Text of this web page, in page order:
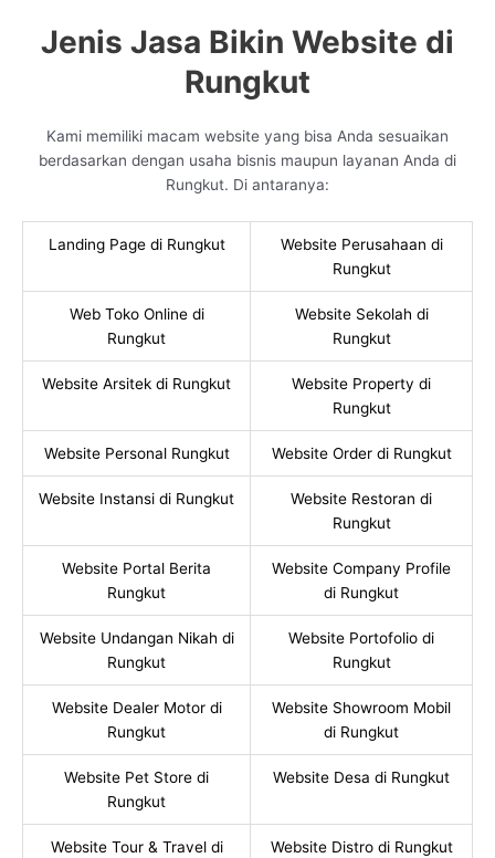
Jenis Jasa Bikin Website di
Rungkut
Kami memiliki macam website yang bisa Anda sesuaikan
berdasarkan dengan usaha bisnis maupun layanan Anda di
Rungkut. Di antaranya:
Landing Page di Rungkut
Website Perusahaan di
Rungkut
Web Toko Online di
Rungkut
Website Sekolah di
Rungkut
Website Arsitek di Rungkut
Website Property di
Rungkut
Website Personal Rungkut Website Order di Rungkut
Website Instansi di Rungkut
Website Restoran di
Rungkut
Website Portal Berita
Rungkut
Website Company Profile
di Rungkut
Website Undangan Nikah di
Rungkut
Website Portofolio di
Rungkut
Website Dealer Motor di
Rungkut
Website Showroom Mobil
di Rungkut
Website Pet Store di
Rungkut
Website Desa di Rungkut
Website Tour & Travel di
Website Distro di Rungkut